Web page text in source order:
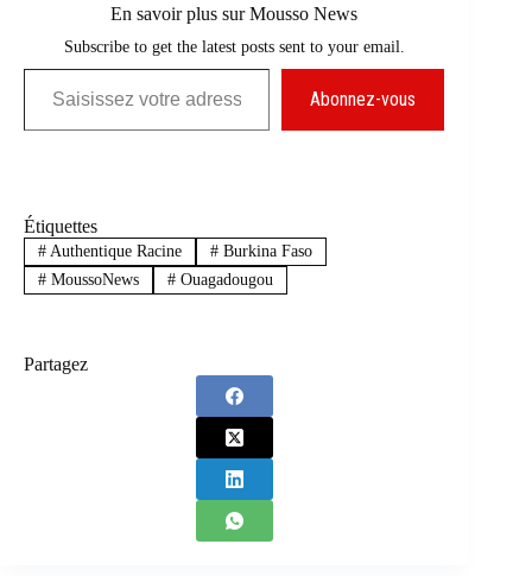
En savoir plus sur Mousso News
Subscribe to get the latest posts sent to your email.
Saisissez votre adresse e-mail…
Abonnez-vous
Étiquettes
#Authentique Racine #Burkina Faso
#MoussoNews #Ouagadougou
Partagez